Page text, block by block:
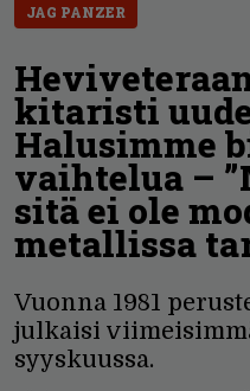
JAG PANZER
kitaristi
Halusimme
vaihtelua –
sitä ei ole
metallissa
Vuonna 1981
julkaisi
syyskuussa.